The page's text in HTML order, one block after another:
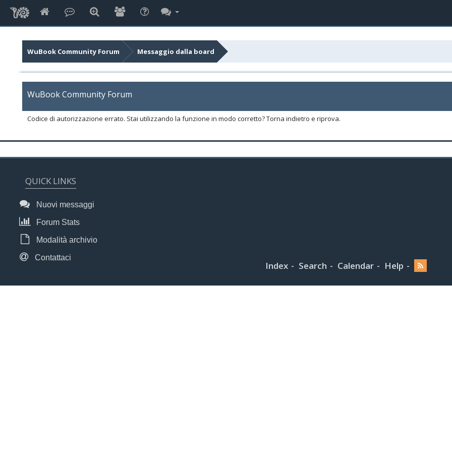
WuBook Community Forum Messaggio dalla board
WuBook Community Forum
Codice di autorizzazione errato. Stai utilizzando la funzione in modo corretto? Torna indietro e riprova.
QUICK LINKS
Nuovi messaggi
Forum Stats
Modalità archivio
Contattaci
Index Search Calendar Help